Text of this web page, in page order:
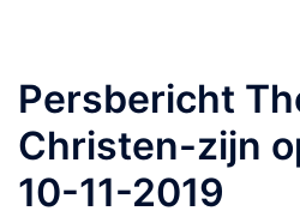
Persbericht
Christen-zijn
10-11-2019